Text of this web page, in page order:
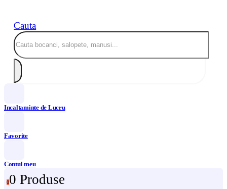
Cauta
Incaltaminte de Lucru
Favorite
Contul meu
00 Produse